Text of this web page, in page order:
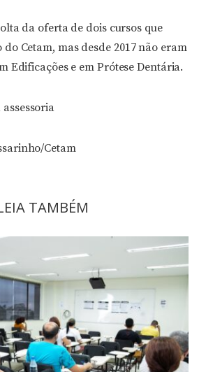
da oferta de dois cursos que
Cetam, mas desde 2017 não eram
Edificações e em Prótese Dentária.
Cetam
TAMBÉM